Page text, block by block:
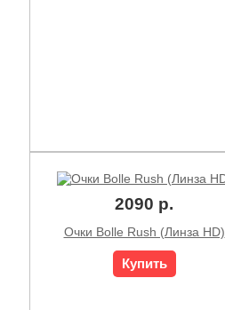
2090 р.
Очки Bolle Rush (Линза HD)
Купить